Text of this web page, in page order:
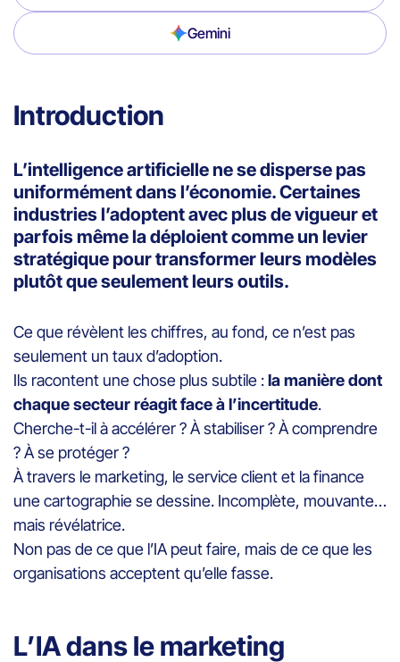
Gemini
Introduction
L’intelligence artificielle ne se disperse pas
uniformément dans l’économie. Certaines
industries l’adoptent avec plus de vigueur et
parfois même la déploient comme un levier
stratégique pour transformer leurs modèles
plutôt que seulement leurs outils.
Ce que révèlent les chiffres, au fond, ce n’est pas
seulement un taux d’adoption.
Ils racontent une chose plus subtile :la manière dont
chaque secteur réagit face à l’incertitude.
Cherche-t-il à accélérer ? À stabiliser ? À comprendre
? À se protéger ?
À travers le marketing, le service client et la finance
une cartographie se dessine. Incomplète, mouvante…
mais révélatrice.
Non pas de ce que l’IA peut faire, mais de ce que les
organisations acceptent qu’elle fasse.
L’IA dans le marketing